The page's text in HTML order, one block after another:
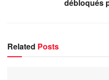
débloqués
Related Posts